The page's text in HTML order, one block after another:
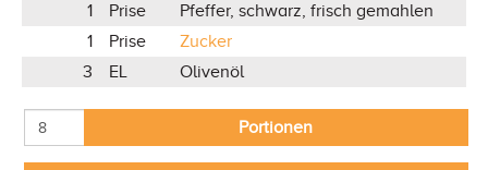
1
Prise
Pfeffer, schwarz, frisch gemahlen
1
Prise
Zucker
3
EL Olivenöl
Portionen